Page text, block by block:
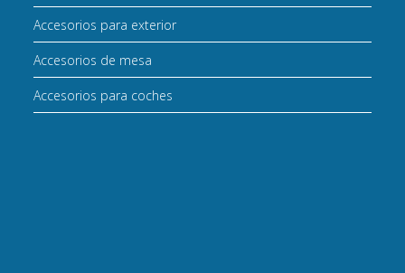
Accesorios para exterior
Accesorios de mesa
Accesorios para coches